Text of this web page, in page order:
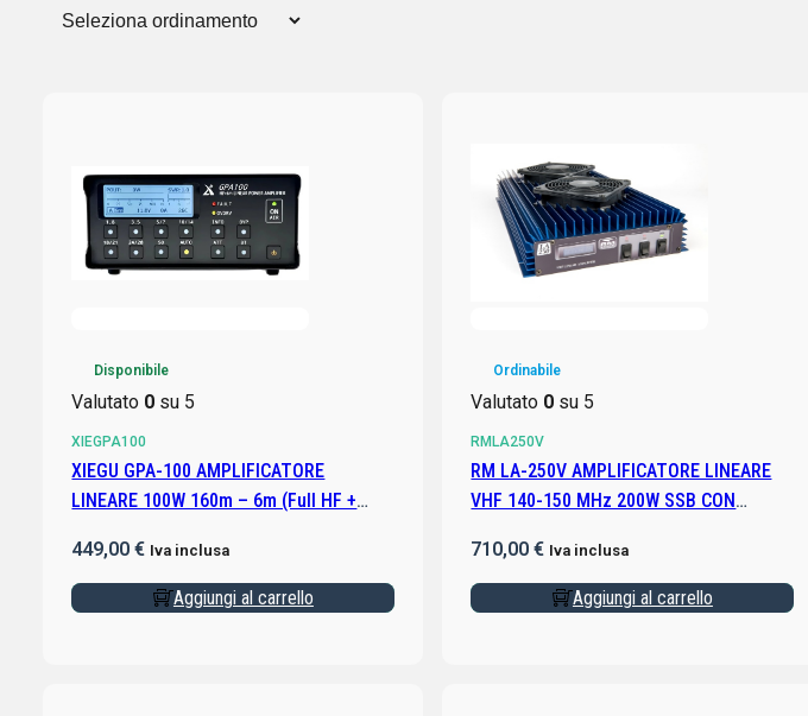
Disponibile
Valutato 0 su 5
XIEGPA100
XIEGU GPA-100 AMPLIFICATORE
LINEARE 100W 160m – 6m (Full HF +
449,00€ Iva inclusa
Aggiungi al carrello
Ordinabile
Valutato 0 su 5
RMLA250V
RM LA-250V AMPLIFICATORE LINEARE
VHF 140-150 MHz 200W SSB CON
710,00€ Iva inclusa
Aggiungi al carrello